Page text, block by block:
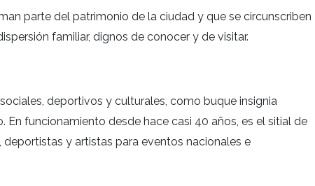
parte del patrimonio de la ciudad y que se circunscriben
familiar, dignos de conocer y de visitar.
deportivos y culturales, como buque insignia
En funcionamiento desde hace casi 40 años, es el sitial de
y artistas para eventos nacionales e